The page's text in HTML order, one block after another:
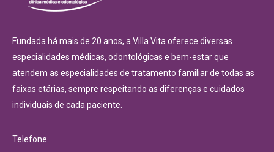
Fundada há mais de 20 anos, a Villa Vita oferece diversas
especialidades médicas, odontológicas e bem-estar que
atendem as especialidades de tratamento familiar de todas as
faixas etárias, sempre respeitando as diferenças e cuidados
individuais de cada paciente.
Telefone